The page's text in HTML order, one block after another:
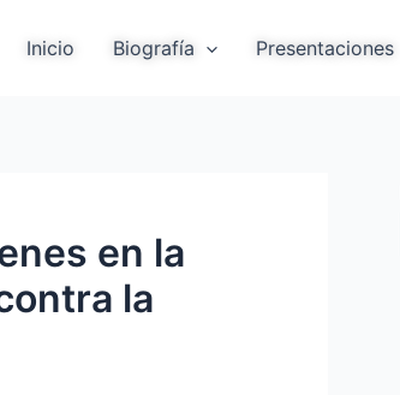
Inicio Biografía Presentaciones
en la
la